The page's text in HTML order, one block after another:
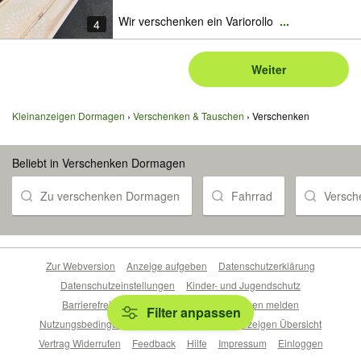
4 Wir verschenken ein Variorollo ...
Weiter
Kleinanzeigen Dormagen Verschenken & Tauschen Verschenken
Beliebt in Verschenken Dormagen
Zu verschenken Dormagen Fahrrad
Filter anpassen
Zur Webversion Anzeige aufgeben
Datenschutzerklärung
Datenschutzeinstellungen
Kinder- und Jugendschutz
Barrierefreiheitserklärung
Sicherheitslücken melden
Nutzungsbedingungen
Beliebte Suchen
Anzeigen Übersicht
Vertrag Widerrufen
Feedback Hilfe Impressum Einloggen